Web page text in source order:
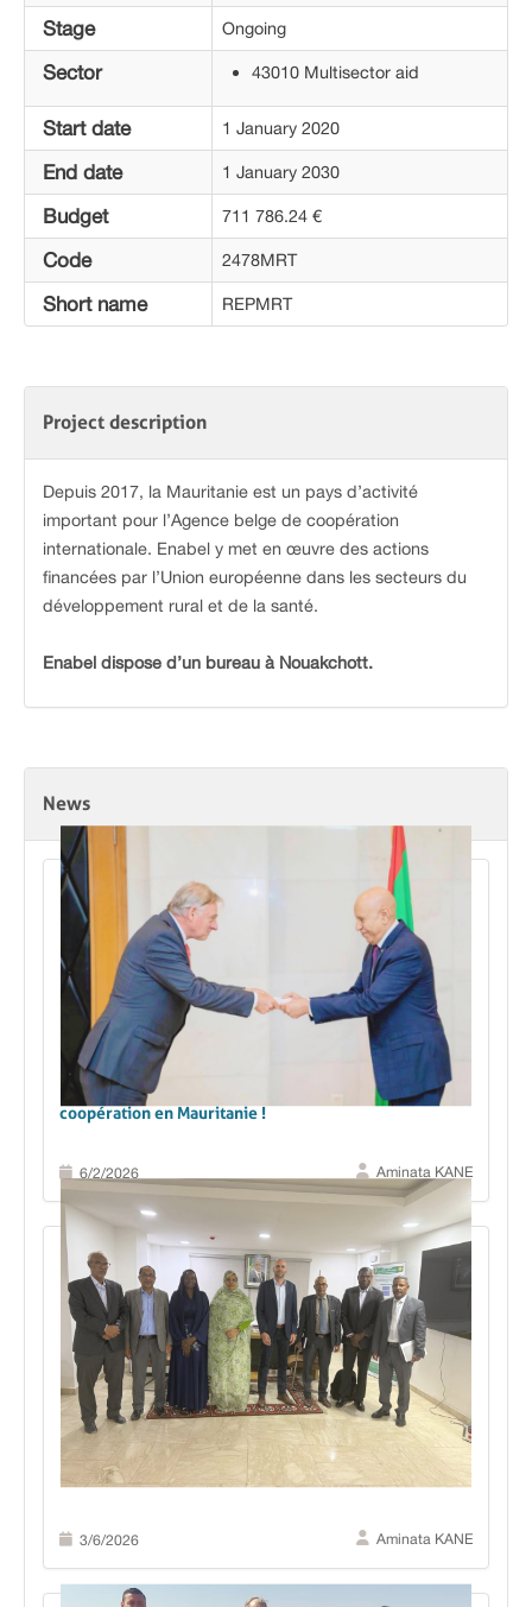
Stage Ongoing
Sector 43010 Multisector aid
Start date 1 January 2020
End date 1 January 2030
Budget 711 786.24 €
Code 2478MRT
Short name REPMRT
Project description
Depuis 2017, la Mauritanie est un pays d’activité
important pour l’Agence belge de coopération
internationale. Enabel y met en œuvre des actions
financées par l’Union européenne dans les secteurs du
développement rural et de la santé.
Enabel dispose d’un bureau à Nouakchott.
News
Renforcement du partenariat bilatéral et de la
coopération en Mauritanie !
Aminata KANE
6/2/2026
En Mauritanie : construire la résilience face à
l’insécurité alimentaire
Aminata KANE
3/6/2026